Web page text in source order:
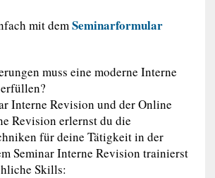
mit demSeminarformular
muss eine moderne Interne
Interne Revision und der Online
Revision erlernst du die
für deine Tätigkeit in der
Seminar Interne Revision trainierst
Skills: